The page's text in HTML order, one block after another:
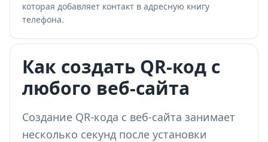
которая добавляет контакт в адресную книгу
телефона.
Как создать QR-код с
любого веб-сайта
Создание QR-кода с веб-сайта занимает
несколько секунд после установки